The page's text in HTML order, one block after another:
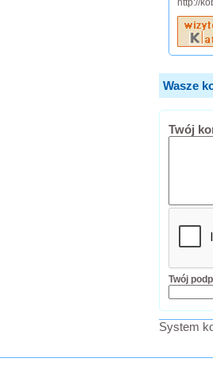
http://
Wasze
Twój
Twój
System